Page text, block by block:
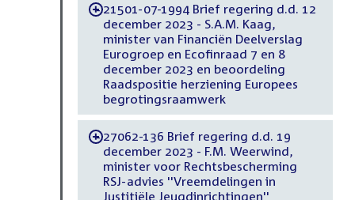
-21501-07-1994 Brief regering d.d. 12
december 2023 - S.A.M. Kaag,
minister van Financiën Deelverslag
Eurogroep en Ecofinraad 7 en 8
december 2023 en beoordeling
Raadspositie herziening Europees
begrotingsraamwerk
-27062-136 Brief regering d.d. 19
december 2023 - F.M. Weerwind,
minister voor Rechtsbescherming
RSJ-advies ''Vreemdelingen in
Justitiële Jeugdinrichtingen''